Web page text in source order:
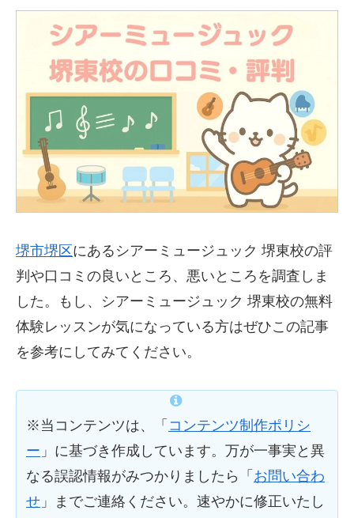
堺市堺区にあるシアーミュージュック 堺東校の評
判や口コミの良いところ、悪いところを調査しま
した。もし、シアーミュージュック 堺東校の無料
体験レッスンが気になっている方はぜひこの記事
を参考にしてみてください。
※当コンテンツは、「 コンテンツ制作ポリシ
ー 」に基づき作成しています。万が一事実と異
なる誤認情報がみつかりましたら「 お問い合わ
せ 」までご連絡ください。速やかに修正いたし